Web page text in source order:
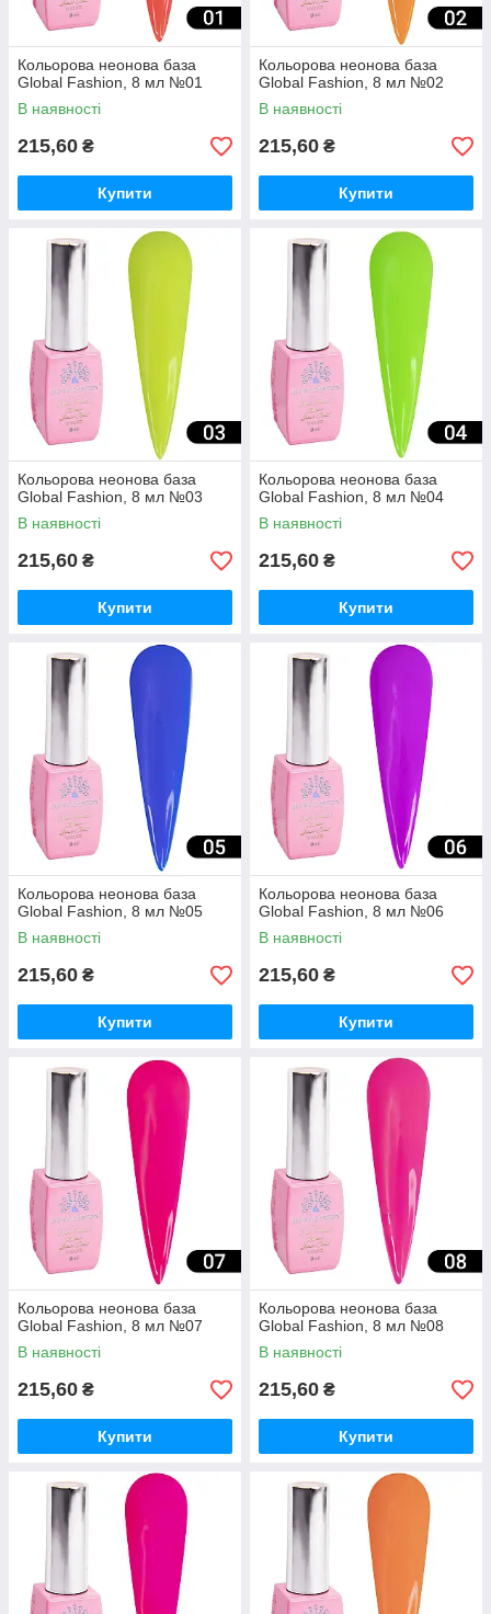
Кольорова неонова база
Global Fashion, 8 мл №01
В наявності
215,60 ₴
Купити
Кольорова неонова база
Global Fashion, 8 мл №02
В наявності
215,60 ₴
Купити
Кольорова неонова база
Global Fashion, 8 мл №03
В наявності
215,60 ₴
Купити
Кольорова неонова база
Global Fashion, 8 мл №04
В наявності
215,60 ₴
Купити
Кольорова неонова база
Global Fashion, 8 мл №05
В наявності
215,60 ₴
Купити
Кольорова неонова база
Global Fashion, 8 мл №06
В наявності
215,60 ₴
Купити
Кольорова неонова база
Global Fashion, 8 мл №07
В наявності
215,60 ₴
Купити
Кольорова неонова база
Global Fashion, 8 мл №08
В наявності
215,60 ₴
Купити